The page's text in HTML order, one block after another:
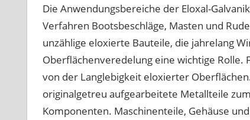
Die Anwendungsbereiche der Eloxal-
Verfahren Bootsbeschläge, Masten und
unzählige eloxierte Bauteile, die jahrelang
Oberflächenveredelung eine wichtige
von der Langlebigkeit eloxierter
originalgetreu aufgearbeitete Metallteile
Komponenten. Maschinenteile, Gehäuse